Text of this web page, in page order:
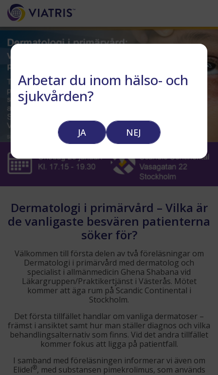
Dermatologi i primärvård – Vilka är
de vanligaste besvären patienterna
söker för?
Välkommen till första delen av två föreläsningar om
Dermatologi i primärvård med dermatolog och
specialist i allmänmedicin Ghena Shabana vid
Läkargruppen/Praktikertjänst i Västerås. Mötet
kommer att äga rum på Scandic Continental i
Stockholm.
Det första tillfället handlar om vanliga dermatoser –
främst i ansiktet samt hur man ställer diagnos och vilka
behandlingsalternativ som finns. Vid det andra tillfället
kommer fokus att ligga på patientfall.
I samband med föreläsningen informerar vi även om
Elidel®, med substansen pimekrolimus, som används
Arbetar du inom hälso- och
sjukvården?
NEJ
JA